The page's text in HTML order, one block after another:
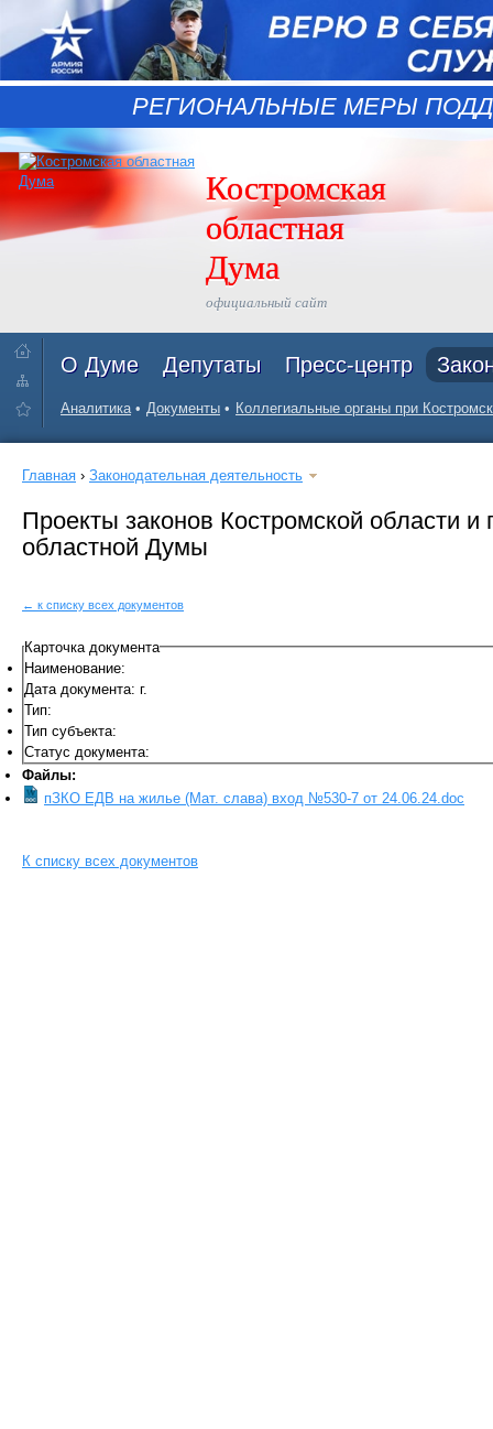
РЕГИОНАЛЬНЫЕ МЕРЫ
Костромская
областная
Дума
официальный сайт
О Думе Депутаты Пресс-центр
Аналитика Документы Коллегиальные органы при
Главная › Законодательная деятельность
Проекты законов Костромской области и
областной Думы
← к списку всех документов
Карточка документа
Наименование:
Дата документа: г.
Тип:
Тип субъекта:
Статус документа:
Файлы:
пЗКО ЕДВ на жилье (Мат. слава) вход №530-7 от 24.06.24.doc
К списку всех документов